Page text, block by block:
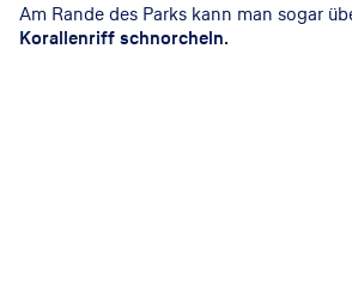
Am Rande des Parks kann man sogar
Korallenriffschnorcheln.